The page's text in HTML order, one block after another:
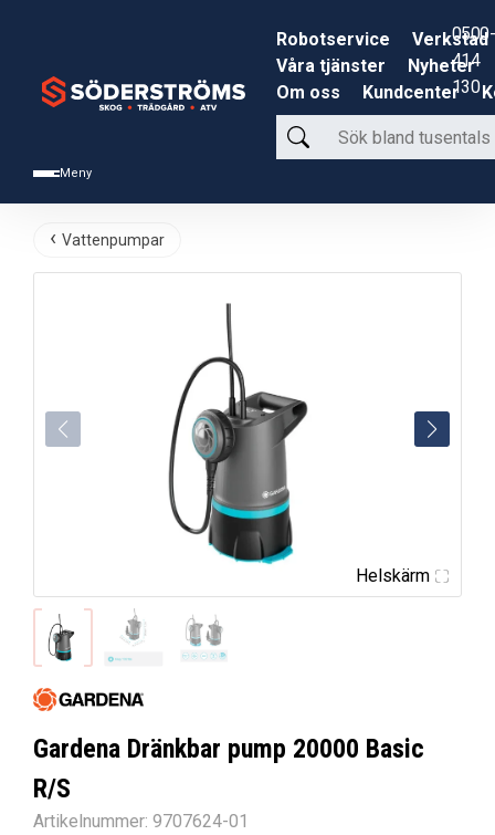
Meny
Robotservice
Verkstad
Våra tjänster
Nyheter
Om oss
Kundcenter
Sök
bland
produkter
0500-
414
130
Vattenpumpar
Helskärm
Gardena Dränkbar pump 20000 Basic
R/S
Artikelnummer: 9707624-01